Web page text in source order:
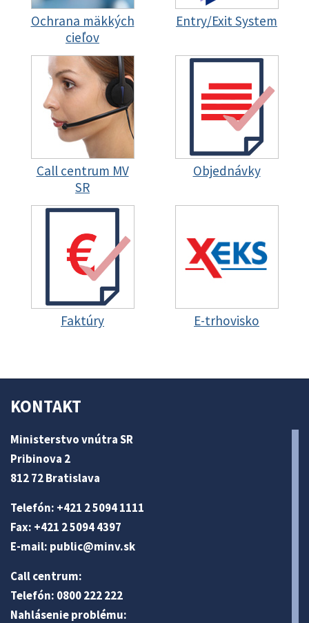
Ochrana mäkkých
cieľov
Entry/Exit System
Call centrum MV
SR
Objednávky
Faktúry E-trhovisko
KONTAKT
Ministerstvo vnútra SR
Pribinova 2
812 72 Bratislava
Telefón: +421 2 5094 1111
Fax: +421 2 5094 4397
E-mail: public@minv.sk
Call centrum:
Telefón: 0800 222 222
Nahlásenie problému: